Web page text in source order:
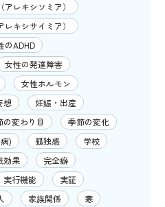
アレキシソミア）
キシサイミア）
のADHD
女性の発達障害
女性ホルモン
想
妊娠・出産
の変わり目
季節の変化
)
孤独感
学校
効果
完全癖
実行機能
実証
家族関係
寒